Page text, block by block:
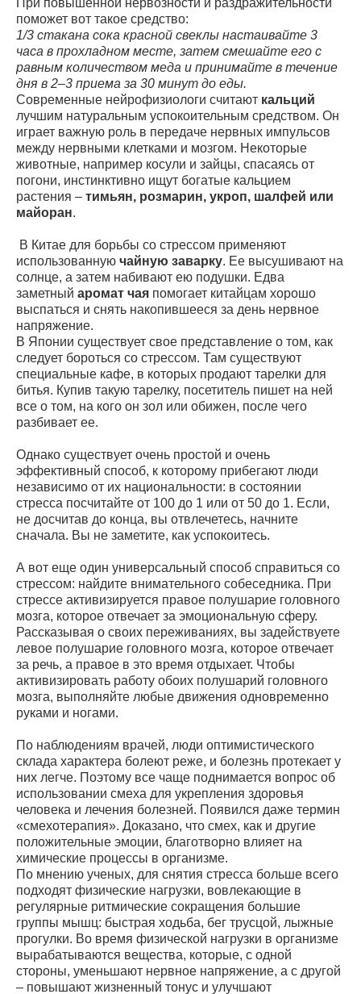
При повышенной нервозности и раздражительности
поможет вот такое средство:
1/3 стакана сока красной свеклы настаивайте 3
часа в прохладном месте, затем смешайте его с
равным количеством меда и принимайте в течение
дня в 2–3 приема за 30 минут до еды.
Современные нейрофизиологи считают кальций
лучшим натуральным успокоительным средством. Он
играет важную роль в передаче нервных импульсов
между нервными клетками и мозгом. Некоторые
животные, например косули и зайцы, спасаясь от
погони, инстинктивно ищут богатые кальцием
растения – тимьян, розмарин, укроп, шалфей или
майоран.
В Китае для борьбы со стрессом применяют
использованную чайную заварку. Ее высушивают на
солнце, а затем набивают ею подушки. Едва
заметный аромат чая помогает китайцам хорошо
выспаться и снять накопившееся за день нервное
напряжение.
В Японии существует свое представление о том, как
следует бороться со стрессом. Там существуют
специальные кафе, в которых продают тарелки для
битья. Купив такую тарелку, посетитель пишет на ней
все о том, на кого он зол или обижен, после чего
разбивает ее.
Однако существует очень простой и очень
эффективный способ, к которому прибегают люди
независимо от их национальности: в состоянии
стресса посчитайте от 100 до 1 или от 50 до 1. Если,
не досчитав до конца, вы отвлечетесь, начните
сначала. Вы не заметите, как успокоитесь.
А вот еще один универсальный способ справиться со
стрессом: найдите внимательного собеседника. При
стрессе активизируется правое полушарие головного
мозга, которое отвечает за эмоциональную сферу.
Рассказывая о своих переживаниях, вы задействуете
левое полушарие головного мозга, которое отвечает
за речь, а правое в это время отдыхает. Чтобы
активизировать работу обоих полушарий головного
мозга, выполняйте любые движения одновременно
руками и ногами.
По наблюдениям врачей, люди оптимистического
склада характера болеют реже, и болезнь протекает у
них легче. Поэтому все чаще поднимается вопрос об
использовании смеха для укрепления здоровья
человека и лечения болезней. Появился даже термин
«смехотерапия». Доказано, что смех, как и другие
положительные эмоции, благотворно влияет на
химические процессы в организме.
По мнению ученых, для снятия стресса больше всего
подходят физические нагрузки, вовлекающие в
регулярные ритмические сокращения большие
группы мышц: быстрая ходьба, бег трусцой, лыжные
прогулки. Во время физической нагрузки в организме
вырабатываются вещества, которые, с одной
стороны, уменьшают нервное напряжение, а с другой
– повышают жизненный тонус и улучшают